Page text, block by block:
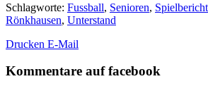
Schlagworte: Fussball, Senioren,
Rönkhausen, Unterstand
Drucken E-Mail
Kommentare auf facebook